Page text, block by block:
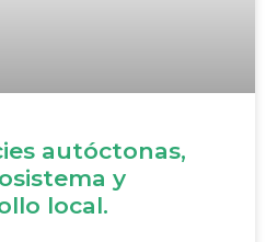
autóctonas,
y
local.